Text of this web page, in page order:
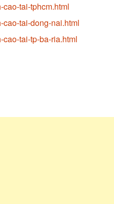
tai-tphcm.html
cao-tai-dong-nai.html
tai-tp-ba-ria.html